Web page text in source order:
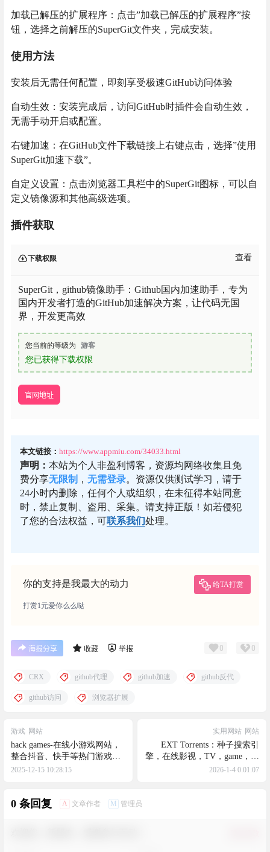
加载已解压的扩展程序：点击”加载已解压的扩展程序”按
钮，选择之前解压的SuperGit文件夹，完成安装。
使用方法
安装后无需任何配置，即刻享受极速GitHub访问体验
自动生效：安装完成后，访问GitHub时插件会自动生效，
无需手动开启或配置。
右键加速：在GitHub文件下载链接上右键点击，选择”使用
SuperGit加速下载”。
自定义设置：点击浏览器工具栏中的SuperGit图标，可以自
定义镜像源和其他高级选项。
插件获取
下载权限 查看
SuperGit，github镜像助手：Github国内加速助手，专为
国内开发者打造的GitHub加速解决方案，让代码无国
界，开发更高效
您当前的等级为 游客
您已获得下载权限
官网地址
本文链接： https://www.appmiu.com/34033.html
声明： 本站为个人非盈利博客，资源均网络收集且免
费分享无限制 ， 无需登录。资源仅供测试学习，请于
24小时内删除，任何个人或组织，在未征得本站同意
时，禁止复制、盗用、采集。请支持正版！如若侵犯
了您的合法权益，可联系我们处理。
你的支持是我最大的动力 给TA打赏
打赏1元爱你么么哒
海报分享 收藏 举报 0 0
CRX github代理 github加速 github反代
github访问 浏览器扩展
游戏 网站
hack games-在线小游戏网站，
整合抖音、快手等热门游戏，
支持手机/PC在线游玩
2025-12-15 10:28:15
实用网站 网站
EXT Torrents：种子搜索引
擎，在线影视，TV，game，软
件，电子书等种子获取网站，
2026-1-4 0:01:07
0 条回复 A 文章作者 M 管理员